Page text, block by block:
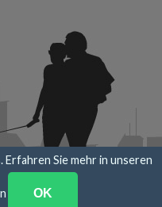
Sie mehr in unseren
OK